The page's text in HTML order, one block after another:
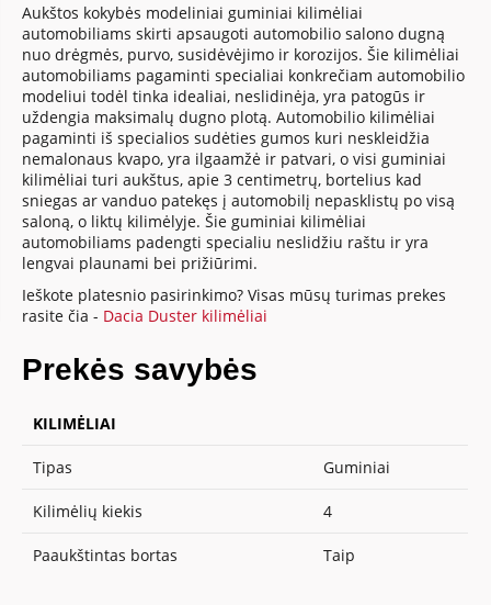
Aukštos kokybės modeliniai guminiai kilimėliai
automobiliams skirti apsaugoti automobilio salono dugną
nuo drėgmės, purvo, susidėvėjimo ir korozijos. Šie kilimėliai
automobiliams pagaminti specialiai konkrečiam automobilio
modeliui todėl tinka idealiai, neslidinėja, yra patogūs ir
uždengia maksimalų dugno plotą. Automobilio kilimėliai
pagaminti iš specialios sudėties gumos kuri neskleidžia
nemalonaus kvapo, yra ilgaamžė ir patvari, o visi guminiai
kilimėliai turi aukštus, apie 3 centimetrų, bortelius kad
sniegas ar vanduo patekęs į automobilį nepasklistų po visą
saloną, o liktų kilimėlyje. Šie guminiai kilimėliai
automobiliams padengti specialiu neslidžiu raštu ir yra
lengvai plaunami bei prižiūrimi.
Ieškote platesnio pasirinkimo? Visas mūsų turimas prekes
rasite čia - Dacia Duster kilimėliai
Prekės savybės
KILIMĖLIAI
Tipas Guminiai
Kilimėlių kiekis 4
Paaukštintas bortas Taip